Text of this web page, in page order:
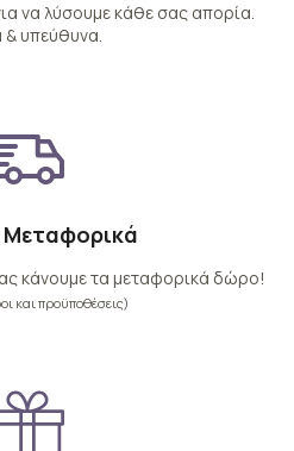
να λύσουμε κάθε σας απορία.
υπεύθυνα.
κάνουμε τα μεταφορικά δώρο!
και προϋποθέσεις)